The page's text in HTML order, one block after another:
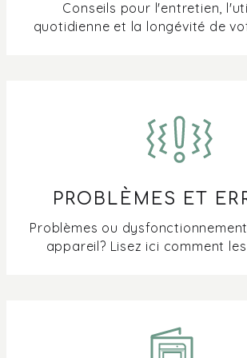
Pelgrim ?
Fonctionnement du panier supérieur
Conseils pour l'entretien,
quotidienne et la longévité de
PROBLÈMES ET
Problèmes ou
appareil? Lisez ici comment